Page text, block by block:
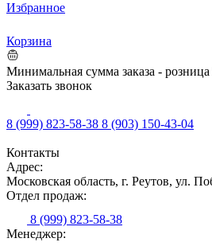
Избранное
Корзина
Минимальная сумма заказа -
Заказать звонок
8 (999) 823-58-38 8 (903) 150-43-04
Контакты
Адрес:
Московская область, г. Реутов, ул.
Отдел продаж:
8 (999) 823-58-38
Менеджер: